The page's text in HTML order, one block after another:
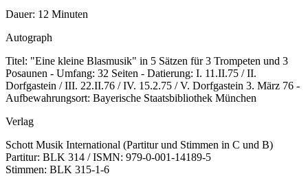
Dauer: 12 Minuten
Autograph
Titel: "Eine kleine Blasmusik" in 5 Sätzen für 3 Trompeten und 3
Posaunen - Umfang: 32 Seiten - Datierung: I. 11.II.75 / II.
Dorfgastein / III. 22.II.76 / IV. 15.2.75 / V. Dorfgastein 3. März 76 -
Aufbewahrungsort: Bayerische Staatsbibliothek München
Verlag
Schott Musik International (Partitur und Stimmen in C und B)
Partitur: BLK 314 / ISMN: 979-0-001-14189-5
Stimmen: BLK 315-1-6